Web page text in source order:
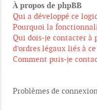
À propos de phpBB
Qui a développé ce
Pourquoi la
Qui dois-je contacter à
d’ordres légaux liés à
Comment puis-je
Problèmes de